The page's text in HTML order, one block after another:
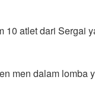
atlet dari Sergai
men dalam lomba